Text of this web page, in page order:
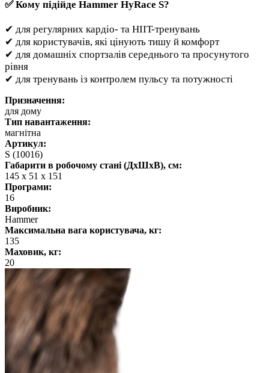
✅ Кому підійде Hammer HyRace S?
✔ для регулярних кардіо- та HIIT-тренувань
✔ для користувачів, які цінують тишу й комфорт
✔ для домашніх спортзалів середнього та просунутого
рівня
✔ для тренувань із контролем пульсу та потужності
Призначення:
для дому
Тип навантаження:
магнітна
Артикул:
S (10016)
Габарити в робочому стані (ДхШхВ), см:
145 x 51 x 151
Програми:
16
Виробник:
Hammer
Максимальна вага користувача, кг:
135
Маховик, кг:
20